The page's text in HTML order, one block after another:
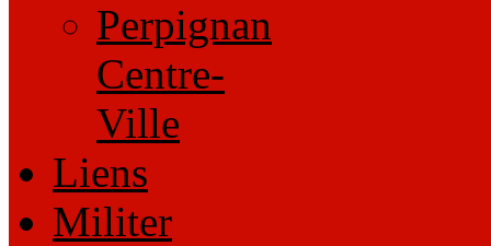
Perpignan
Centre-
Ville
Liens
Militer